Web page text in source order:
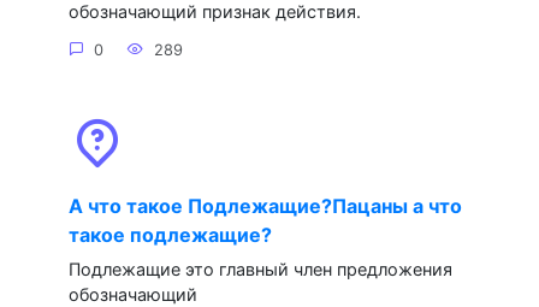
обозначающий признак действия.
0 289
А что такое Подлежащие?Пацаны а что
такое подлежащие?
Подлежащие это главный член предложения
обозначающий